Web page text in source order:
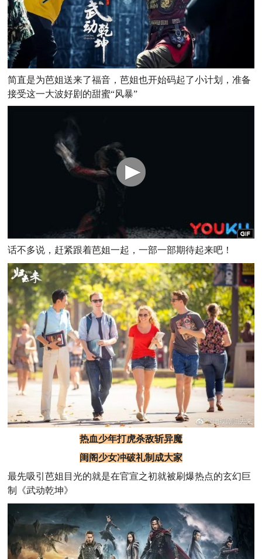
简直是为芭姐送来了福音，芭姐也开始码起了小计划，准备
接受这一大波好剧的甜蜜“风暴”
话不多说，赶紧跟着芭姐一起，一部一部期待起来吧！
热血少年打虎杀敌斩异魔
闺阁少女冲破礼制成大家
最先吸引芭姐目光的就是在官宣之初就被刷爆热点的玄幻巨
制《武动乾坤》